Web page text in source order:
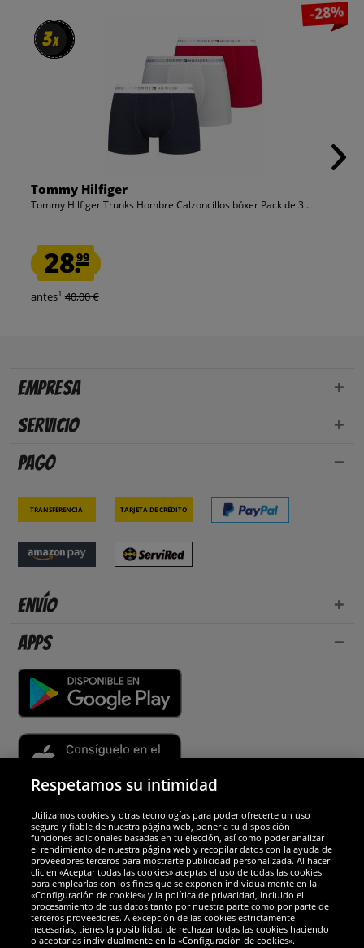
3x
3x
-28%
Tommy Hilfiger
Tommy Hilfiger Trunks Hombre Calzoncillos bóxer Pack de 3...
28.99
antes1 40,00 €
Empresa
Servicio
Pago
Transferencia Tarjeta de crédito
Envío
Apps
Socios y seguridad
Galardones
Respetamos su intimidad
Utilizamos cookies y otras tecnologías para poder ofrecerte un uso
seguro y fiable de nuestra página web, poner a tu disposición
funciones adicionales basadas en tu elección, así como poder analizar
el rendimiento de nuestra página web y recopilar datos con la ayuda de
proveedores terceros para mostrarte publicidad personalizada. Al hacer
clic en «Aceptar todas las cookies» aceptas el uso de todas las cookies
para emplearlas con los fines que se exponen individualmente en la
«Configuración de cookies» y la política de privacidad, incluido el
procesamiento de tus datos tanto por nuestra parte como por parte de
terceros proveedores. A excepción de las cookies estrictamente
necesarias, tienes la posibilidad de rechazar todas las cookies haciendo
o aceptarlas individualmente en la «Configuración de cookies».